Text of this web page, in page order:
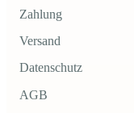
Zahlung
Versand
Datenschutz
AGB